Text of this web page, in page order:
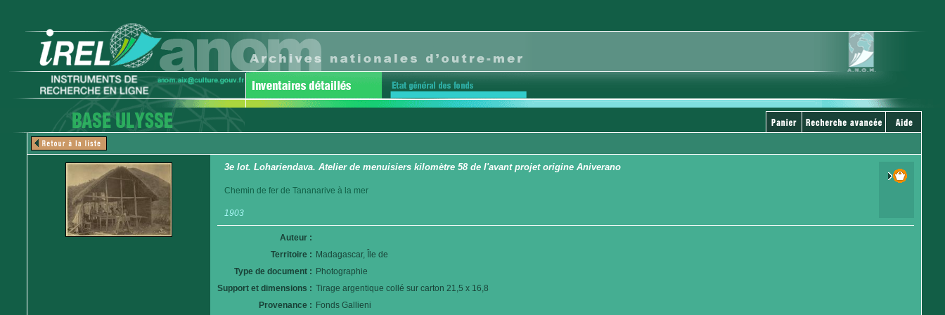
3e lot. Lohariendava. Atelier de menuisiers kilomètre 58 de l'avant projet origine Aniverano
Chemin de fer de Tananarive à la mer
1903
Auteur :
Territoire : Madagascar, Île de
Type de document : Photographie
Support et dimensions : Tirage argentique collé sur carton 21,5 x 16,8
Provenance : Fonds Gallieni